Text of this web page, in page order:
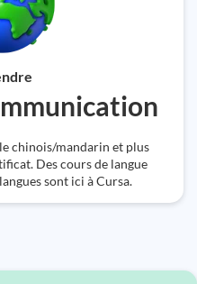
chinois/mandarin et plus
Des cours de langue
sont ici à Cursa.